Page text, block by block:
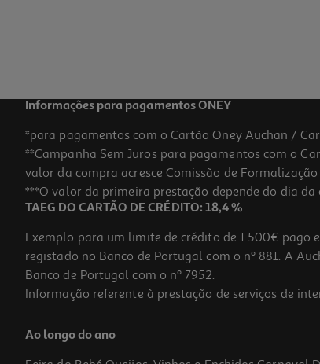
-27%
4.99 €/un
Price reduced from
6,79 €
Informações para pagamentos ONEY
*para pagamentos com o Cartão Oney Auchan /
**Campanha Sem Juros para pagamentos com o
valor da compra acresce Comissão de
***O valor da primeira prestação depende do dia
TAEG DO CARTÃO DE CRÉDITO: 18,4 %
Exemplo para um limite de crédito de 1.500€ pago
registado no Banco de Portugal com o nº 881. A
Banco de Portugal com o nº 7952.
Informação referente à prestação de serviços de
Ao longo do ano